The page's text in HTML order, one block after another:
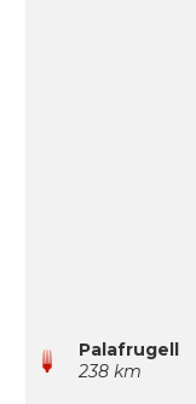
Palafrugell
238 km